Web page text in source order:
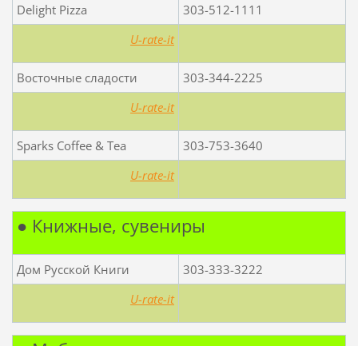
Delight Pizza
303-512-1111
U-rate-it
Восточные сладости
303-344-2225
U-rate-it
Sparks Coffee & Tea
303-753-3640
U-rate-it
● Книжные, сувениры
Дом Русской Книги
303-333-3222
U-rate-it